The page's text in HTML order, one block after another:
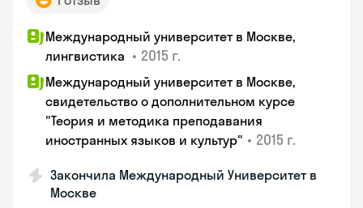
Международный университет в Москве,
лингвистика • 2015 г.
Международный университет в Москве,
свидетельство о дополнительном курсе
"Теория и методика преподавания
иностранных языков и культур" • 2015 г.
Закончила Международный Университет в
Москве